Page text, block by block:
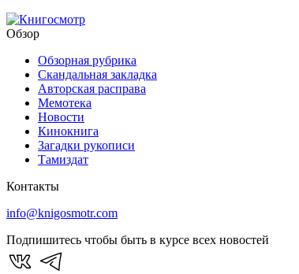
Обзор
Обзорная рубрика
Скандальная закладка
Авторская расправа
Мемотека
Новости
Кинокнига
Загадки рукописи
Тамиздат
Контакты
info@knigosmotr.com
Подпишитесь чтобы быть в курсе всех новостей